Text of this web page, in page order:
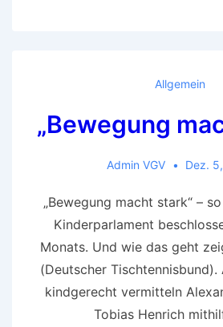
Allgemein
„Bewegung
Admin VGV Dez.
„Bewegung macht stark“ –
Kinderparlament
Monats. Und wie das geht
(Deutscher Tischtennisbund).
kindgerecht vermitteln
Tobias Henrich